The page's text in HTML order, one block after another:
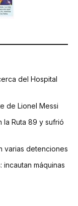
del Hospital
de Lionel Messi
la Ruta 89 y sufrió
varias detenciones
máquinas